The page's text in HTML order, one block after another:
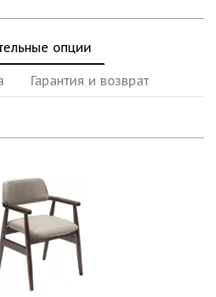
опции
Гарантия и возврат